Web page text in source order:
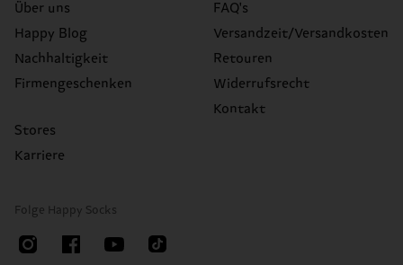
Über uns
Happy Blog
Nachhaltigkeit
Firmengeschenken
Stores
Karriere
FAQ's
Versandzeit/Versandkosten
Retouren
Widerrufsrecht
Kontakt
Folge Happy Socks